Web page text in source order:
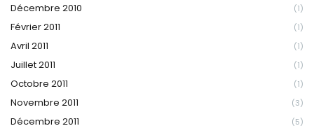
Décembre 2010 (1)
Février 2011 (1)
Avril 2011 (1)
Juillet 2011 (1)
Octobre 2011 (1)
Novembre 2011 (3)
Décembre 2011 (5)